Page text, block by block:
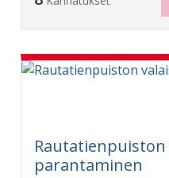
parantaminen